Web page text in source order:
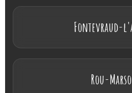
Fontevraud-
Rou-